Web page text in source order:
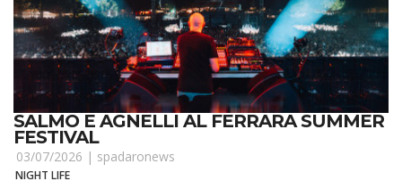
SALMO E AGNELLI AL FERRARA SUMMER
FESTIVAL
03/07/2026 | spadaronews
NIGHT LIFE